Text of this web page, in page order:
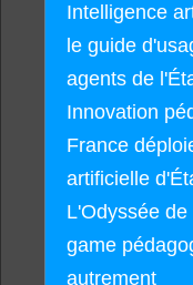
Intelligence
le guide
agents de
Innovation
France
artificielle
L'Odyssée
game
autrement